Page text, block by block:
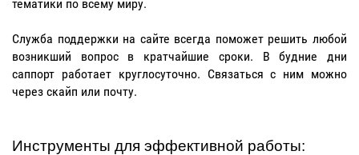
тематики по всему миру.
Служба поддержки на сайте всегда поможет решить любой
возникший вопрос в кратчайшие сроки. В будние дни
саппорт работает круглосуточно. Связаться с ним можно
через скайп или почту.
Инструменты для эффективной работы: